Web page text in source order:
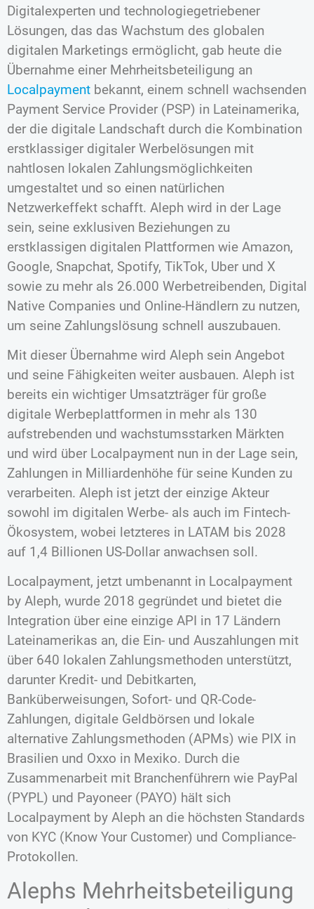
Digitalexperten und technologiegetriebener
Lösungen, das das Wachstum des globalen
digitalen Marketings ermöglicht, gab heute die
Übernahme einer Mehrheitsbeteiligung an
Localpayment bekannt, einem schnell wachsenden
Payment Service Provider (PSP) in Lateinamerika,
der die digitale Landschaft durch die Kombination
erstklassiger digitaler Werbelösungen mit
nahtlosen lokalen Zahlungsmöglichkeiten
umgestaltet und so einen natürlichen
Netzwerkeffekt schafft. Aleph wird in der Lage
sein, seine exklusiven Beziehungen zu
erstklassigen digitalen Plattformen wie Amazon,
Google, Snapchat, Spotify, TikTok, Uber und X
sowie zu mehr als 26.000 Werbetreibenden, Digital
Native Companies und Online-Händlern zu nutzen,
um seine Zahlungslösung schnell auszubauen.
Mit dieser Übernahme wird Aleph sein Angebot
und seine Fähigkeiten weiter ausbauen. Aleph ist
bereits ein wichtiger Umsatzträger für große
digitale Werbeplattformen in mehr als 130
aufstrebenden und wachstumsstarken Märkten
und wird über Localpayment nun in der Lage sein,
Zahlungen in Milliardenhöhe für seine Kunden zu
verarbeiten. Aleph ist jetzt der einzige Akteur
sowohl im digitalen Werbe- als auch im Fintech-
Ökosystem, wobei letzteres in LATAM bis 2028
auf 1,4 Billionen US-Dollar anwachsen soll.
Localpayment, jetzt umbenannt in Localpayment
by Aleph, wurde 2018 gegründet und bietet die
Integration über eine einzige API in 17 Ländern
Lateinamerikas an, die Ein- und Auszahlungen mit
über 640 lokalen Zahlungsmethoden unterstützt,
darunter Kredit- und Debitkarten,
Banküberweisungen, Sofort- und QR-Code-
Zahlungen, digitale Geldbörsen und lokale
alternative Zahlungsmethoden (APMs) wie PIX in
Brasilien und Oxxo in Mexiko. Durch die
Zusammenarbeit mit Branchenführern wie PayPal
(PYPL) und Payoneer (PAYO) hält sich
Localpayment by Aleph an die höchsten Standards
von KYC (Know Your Customer) und Compliance-
Protokollen.
Alephs Mehrheitsbeteiligung